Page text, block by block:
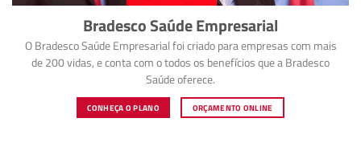
Bradesco Saúde Empresarial
O Bradesco Saúde Empresarial foi criado para empresas com mais
de 200 vidas, e conta com o todos os benefícios que a Bradesco
Saúde oferece.
CONHEÇA O PLANO ORÇAMENTO ONLINE